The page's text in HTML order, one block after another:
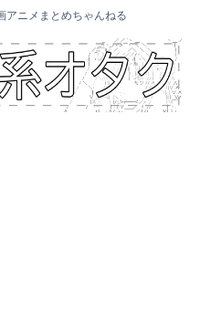
アニメまとめちゃんねる